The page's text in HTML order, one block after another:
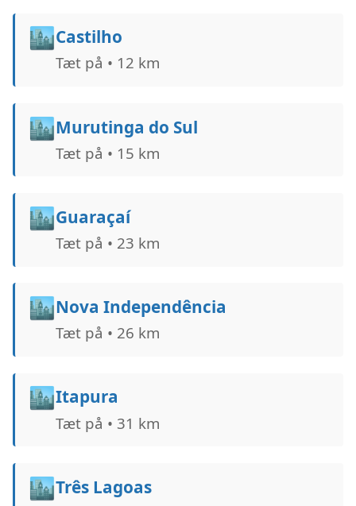
🏙️Castilho
Tæt på • 12 km
🏙️Murutinga do Sul
Tæt på • 15 km
🏙️Guaraçaí
Tæt på • 23 km
🏙️Nova Independência
Tæt på • 26 km
🏙️Itapura
Tæt på • 31 km
🏙️Três Lagoas